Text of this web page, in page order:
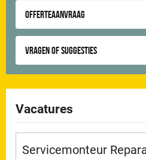
Offerteaanvraag
Vragen of suggesties
Vacatures
Servicemonteur